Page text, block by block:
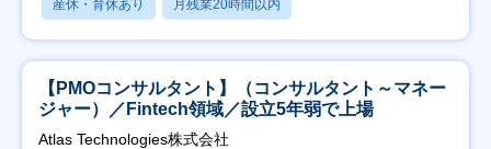
産休・育休あり 月残業20時間以内
【PMOコンサルタント】（コンサルタント～マネー
ジャー）／Fintech領域／設立5年弱で上場
Atlas Technologies株式会社